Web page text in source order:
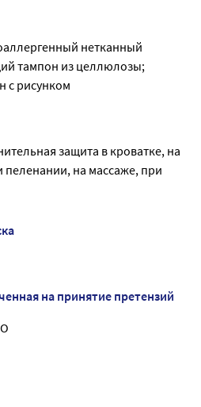
нетканный
тампон из целлюлозы;
с рисунком
защита в кроватке, на
пеленании, на массаже, при
на принятие претензий